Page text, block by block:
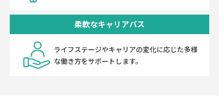
柔軟なキャリアパス
ライフステージやキャリアの変化に応じた多様
な働き方をサポートします。